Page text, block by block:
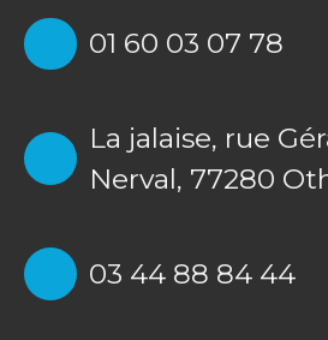
01 60 03 07 78
La jalaise, rue
Nerval, 77280
03 44 88 84 44